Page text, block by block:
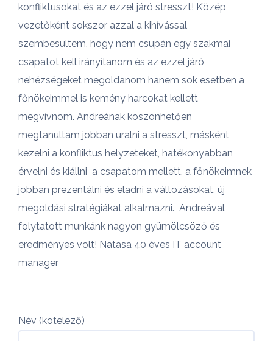
konfliktusokat és az ezzel járó stresszt! Közép
vezetőként sokszor azzal a kihívással
szembesültem, hogy nem csupán egy szakmai
csapatot kell irányítanom és az ezzel járó
nehézségeket megoldanom hanem sok esetben a
főnökeimmel is kemény harcokat kellett
megvívnom. Andreának köszönhetően
megtanultam jobban uralni a stresszt, másként
kezelni a konfliktus helyzeteket, hatékonyabban
érvelni és kiállni a csapatom mellett, a főnökeimnek
jobban prezentálni és eladni a változásokat, új
megoldási stratégiákat alkalmazni. Andreával
folytatott munkánk nagyon gyümölcsöző és
eredményes volt! Natasa 40 éves IT account
manager
Név (kötelező)